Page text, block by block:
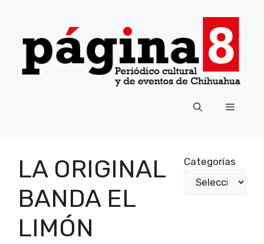
contenido
Menú
LA ORIGINAL
BANDA EL
LIMÓN
Categorías